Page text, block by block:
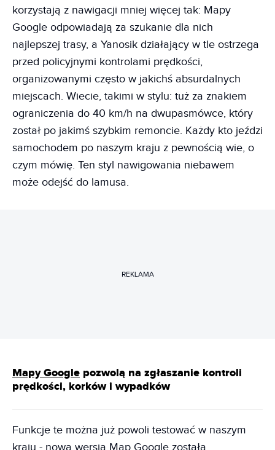
korzystają z nawigacji mniej więcej tak: Mapy
Google odpowiadają za szukanie dla nich
najlepszej trasy, a Yanosik działający w tle ostrzega
przed policyjnymi kontrolami prędkości,
organizowanymi często w jakichś absurdalnych
miejscach. Wiecie, takimi w stylu: tuż za znakiem
ograniczenia do 40 km/h na dwupasmówce, który
został po jakimś szybkim remoncie. Każdy kto jeździ
samochodem po naszym kraju z pewnością wie, o
czym mówię. Ten styl nawigowania niebawem
może odejść do lamusa.
REKLAMA
Mapy Google pozwolą na zgłaszanie kontroli
prędkości, korków i wypadków
Funkcje te można już powoli testować w naszym
kraju - nowa wersja Map Google została